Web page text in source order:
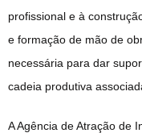
profissional e à
e formação de mão de
necessária para dar
cadeia produtiva
A Agência de Atração de